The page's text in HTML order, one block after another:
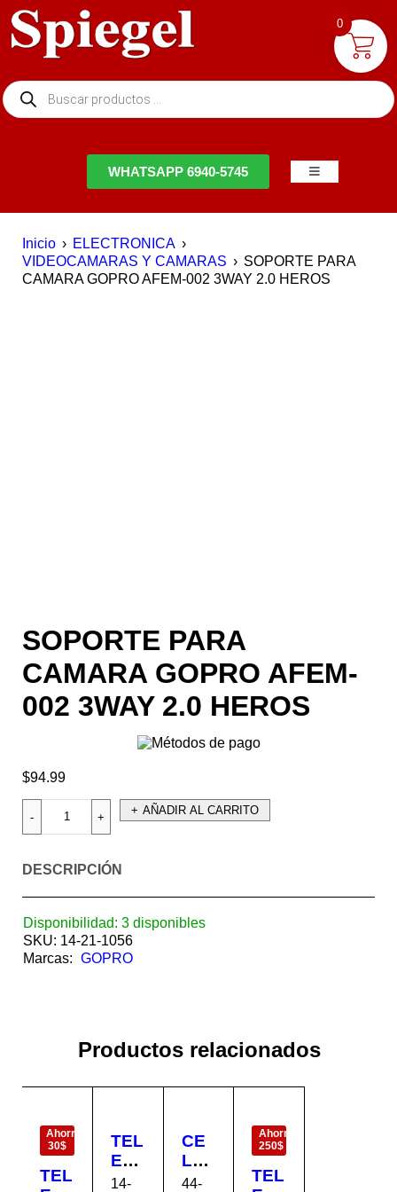
WHATSAPP 6940-5745
Inicio › ELECTRONICA ›
VIDEOCAMARAS Y CAMARAS › SOPORTE PARA
CAMARA GOPRO AFEM-002 3WAY 2.0 HEROS
SOPORTE PARA
CAMARA GOPRO AFEM-
002 3WAY 2.0 HEROS
$94.99
AÑADIR AL CARRITO
DESCRIPCIÓN
Disponibilidad: 3 disponibles
SKU: 14-21-1056
Marcas: GOPRO
Productos relacionados
Ahorra
30$
TEL
TEL
EVI
SO
14-
CE
LUL
AR
44-
Ahorra
250$
TEL
0